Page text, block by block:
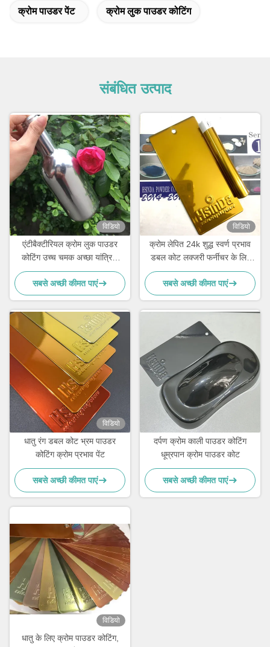
क्रोम पाउडर पेंट क्रोम लुक पाउडर कोटिंग
संबंधित उत्पाद
विडियो
एंटीबैक्टीरियल क्रोम लुक पाउडर
कोटिंग उच्च चमक अच्छा यांत्रिक
प्रदर्शन
सबसे अच्छी कीमत पाएं
विडियो
क्रोम लेपित 24k शुद्ध स्वर्ण प्रभाव
डबल कोट लक्जरी फर्नीचर के लिए
इलेक्ट्रोस्टैटिक पाउडर कोटिंग
सबसे अच्छी कीमत पाएं
विडियो
धातु रंग डबल कोट भ्रम पाउडर
कोटिंग क्रोम प्रभाव पेंट
सबसे अच्छी कीमत पाएं
दर्पण क्रोम काली पाउडर कोटिंग
धूम्रपान क्रोम पाउडर कोट
सबसे अच्छी कीमत पाएं
विडियो
धातु के लिए क्रोम पाउडर कोटिंग,